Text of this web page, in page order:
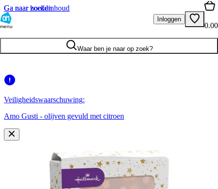
Ga naar hoofdinhoud
Ga naar zoeken
menu
Inloggen
0.00
Waar ben je naar op zoek?
Veiligheidswaarschuwing:
Amo Gusti - olijven gevuld met citroen